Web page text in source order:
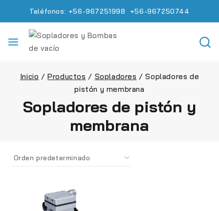
Teléfonos: +56-967251998 +56-967250744
Inicio / Productos / Sopladores / Sopladores de
pistón y membrana
Sopladores de pistón y
membrana